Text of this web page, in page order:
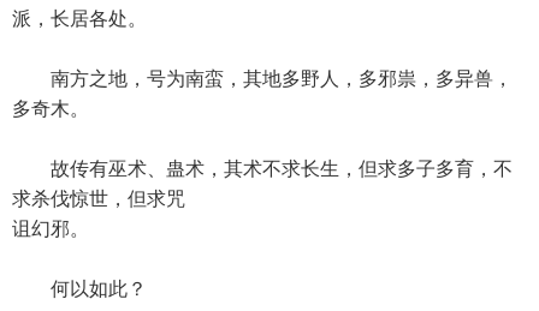
派，长居各处。
南方之地，号为南蛮，其地多野人，多邪祟，多异兽，
多奇木。
故传有巫术、蛊术，其术不求长生，但求多子多育，不
求杀伐惊世，但求咒
诅幻邪。
何以如此？